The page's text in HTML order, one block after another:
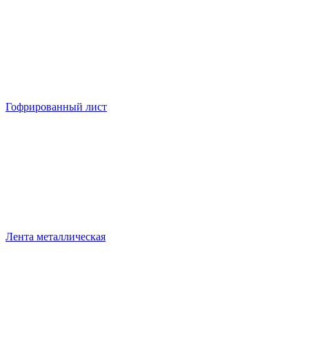
Гофрированный лист
Лента металлическая